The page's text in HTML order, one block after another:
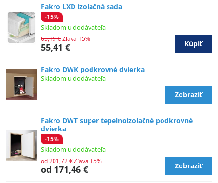
Fakro LXD izolačná sada
-15%
Skladom u dodávateľa
55,41 €
65,19 €Zľava 15%
Kúpiť
Fakro DWK podkrovné dvierka
Skladom u dodávateľa
Zobraziť
Fakro DWT super tepelnoizolačné podkrovné
dvierka
-15%
Skladom u dodávateľa
od 171,46 €
od 201,72 €Zľava 15%
Zobraziť